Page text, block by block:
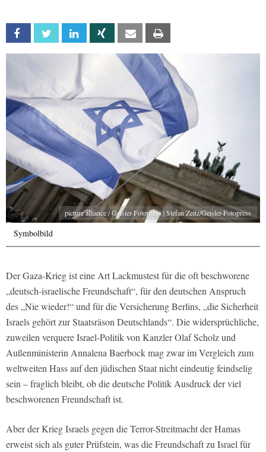
Facebook Twitter Linkedin Xing Email
picture alliance / Geisler-Fotopress | Stefan Zeitz/Geisler-Fotopress
Symbolbild
Der Gaza-Krieg ist eine Art Lackmustest für die oft beschworene
„deutsch-israelische Freundschaft“, für den deutschen Anspruch
des „Nie wieder!“ und für die Versicherung Berlins, „die Sicherheit
Israels gehört zur Staatsräson Deutschlands“. Die widersprüchliche,
zuweilen verquere Israel-Politik von Kanzler Olaf Scholz und
Außenministerin Annalena Baerbock mag zwar im Vergleich zum
weltweiten Hass auf den jüdischen Staat nicht eindeutig feindselig
sein – fraglich bleibt, ob die deutsche Politik Ausdruck der viel
beschworenen Freundschaft ist.
Aber der Krieg Israels gegen die Terror-Streitmacht der Hamas
erweist sich als guter Prüfstein, was die Freundschaft zu Israel für